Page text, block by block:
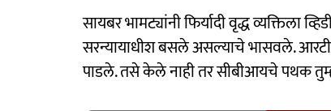
सायबर भामट्यांनी फिर्यादी वृद्ध व्यक्तिला
सरन्यायाधीश बसले असल्याचे भासवले.
पाडले. तसे केले नाही तर सीबीआयचे पथक